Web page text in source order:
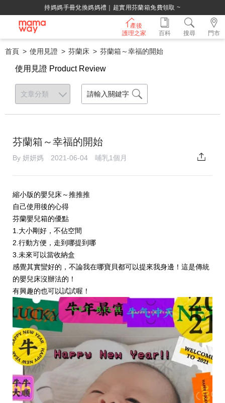
持媽媽手冊兌換媽媽禮｜超實用芬蘭箱免費領取 ~
產後
護理之家
門市
百科 搜尋
首頁 使用見證 芬蘭床 芬蘭箱～幸福的開始
使用見證 Product Review
芬蘭箱～幸福的開始
By 妍妍媽 2021-06-04 哺乳1個月
縮小版的嬰兒床～推推推
自己使用後的心得
芬蘭嬰兒箱的優點
1.大小剛好，不佔空間
2.行動方便，走到哪提到哪
3.未來可以當收納盒
感覺其實蠻好的，不論我在哪寶貝都可以提來我身邊！這是傳統
的嬰兒床沒辦法的！
有興趣的也可以試試喔！